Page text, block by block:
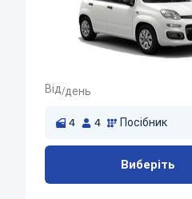
Від/день
4 4 Посібник
Виберіть